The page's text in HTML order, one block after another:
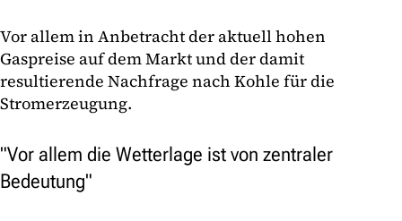
Vor allem in Anbetracht der aktuell hohen
Gaspreise auf dem Markt und der damit
resultierende Nachfrage nach Kohle für die
Stromerzeugung.
"Vor allem die Wetterlage ist von zentraler
Bedeutung"